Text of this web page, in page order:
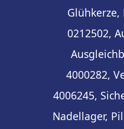
Glühkerze,
0212502,
4000282,
4006245,
Nadellager,